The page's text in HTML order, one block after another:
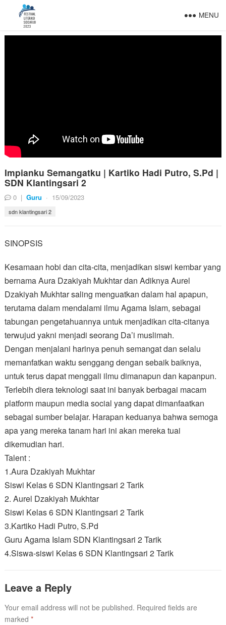
MENU
Impianku Semangatku | Kartiko Hadi Putro, S.Pd |
SDN Klantingsari 2
0 | Guru · 15/09/2023
sdn klantingsari 2
SINOPSIS
Kesamaan hobi dan cita-cita, menjadikan siswi kembar yang
bernama Aura Dzakiyah Mukhtar dan Adiknya Aurel
Dzakiyah Mukhtar saling menguatkan dalam hal apapun,
terutama dalam mendalami ilmu Agama Islam, sebagai
tabungan pengetahuannya untuk menjadikan cita-citanya
terwujud yakni menjadi seorang Da’i muslimah.
Dengan menjalani harinya penuh semangat dan selalu
memanfatkan waktu senggang dengan sebaik baiknya,
untuk terus dapat menggali ilmu dimanapun dan kapanpun.
Terlebih diera teknologi saat ini banyak berbagai macam
platform maupun media social yang dapat dimanfaatkan
sebagai sumber belajar. Harapan keduanya bahwa semoga
apa yang mereka tanam hari ini akan mereka tuai
dikemudian hari.
Talent :
1.Aura Dzakiyah Mukhtar
Siswi Kelas 6 SDN Klantingsari 2 Tarik
2. Aurel Dzakiyah Mukhtar
Siswi Kelas 6 SDN Klantingsari 2 Tarik
3.Kartiko Hadi Putro, S.Pd
Guru Agama Islam SDN Klantingsari 2 Tarik
4.Siswa-siswi Kelas 6 SDN Klantingsari 2 Tarik
Leave a Reply
Your email address will not be published. Required fields are
marked *